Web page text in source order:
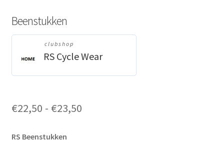
Beenstukken
clubshop
RS Cycle Wear
€22,50 - €23,50Prijsklasse:
RS Beenstukken